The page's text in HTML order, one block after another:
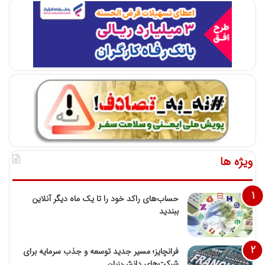
ویژه ها
حساب‌های راکد خود را تا یک ماه دیگر آنلاین
ببندید
فرانچایز؛ مسیر جدید توسعه و جذب سرمایه برای